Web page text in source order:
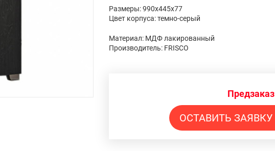
Размеры: 990x445x77
Цвет корпуса: темно-серый
Материал: МДФ лакированный
Производитель: FRISCO
Предзаказ
ОСТАВИТЬ ЗАЯВКУ